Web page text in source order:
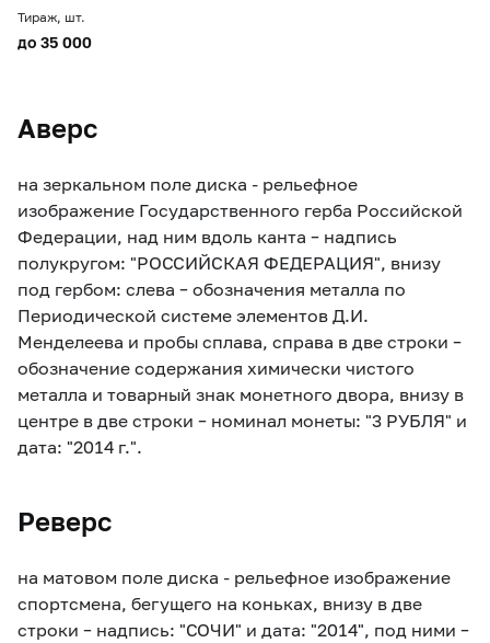
Тираж, шт.
до 35 000
Аверс
на зеркальном поле диска - рельефное
изображение Государственного герба Российской
Федерации, над ним вдоль канта – надпись
полукругом: "РОССИЙСКАЯ ФЕДЕРАЦИЯ", внизу
под гербом: слева – обозначения металла по
Периодической системе элементов Д.И.
Менделеева и пробы сплава, справа в две строки –
обозначение содержания химически чистого
металла и товарный знак монетного двора, внизу в
центре в две строки – номинал монеты: "3 РУБЛЯ" и
дата: "2014 г.".
Реверс
на матовом поле диска - рельефное изображение
спортсмена, бегущего на коньках, внизу в две
строки – надпись: "СОЧИ" и дата: "2014", под ними –